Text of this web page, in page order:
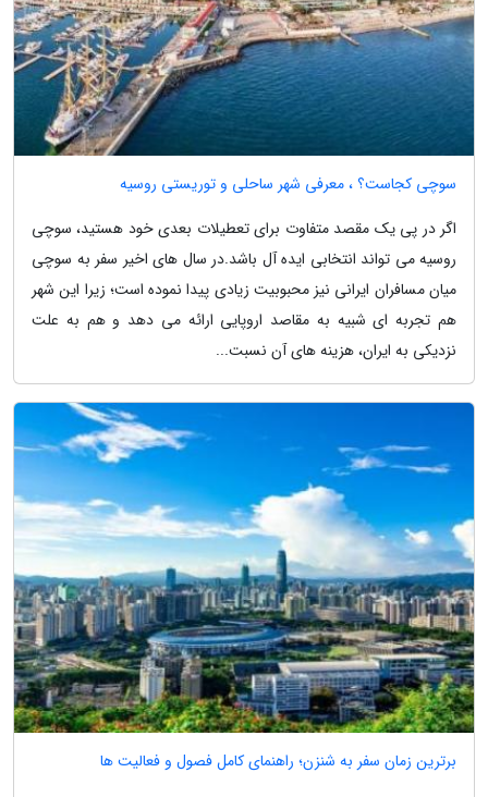
سوچی کجاست؟ ، معرفی شهر ساحلی و توریستی روسیه
اگر در پی یک مقصد متفاوت برای تعطیلات بعدی خود هستید، سوچی
روسیه می تواند انتخابی ایده آل باشد.در سال های اخیر سفر به سوچی
میان مسافران ایرانی نیز محبوبیت زیادی پیدا نموده است؛ زیرا این شهر
هم تجربه ای شبیه به مقاصد اروپایی ارائه می دهد و هم به علت
نزدیکی به ایران، هزینه های آن نسبت...
برترین زمان سفر به شنزن؛ راهنمای کامل فصول و فعالیت ها